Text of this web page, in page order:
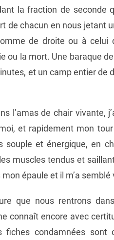
la fraction de seconde
de chacun en nous jetant
de droite ou à
ou la mort. Une baraque
et un camp entier de
l’amas de chair vivante,
et rapidement mon
souple et énergique, en
muscles tendus et
épaule et il m’a
que nous rentrons
connaît encore avec
condamnées sont